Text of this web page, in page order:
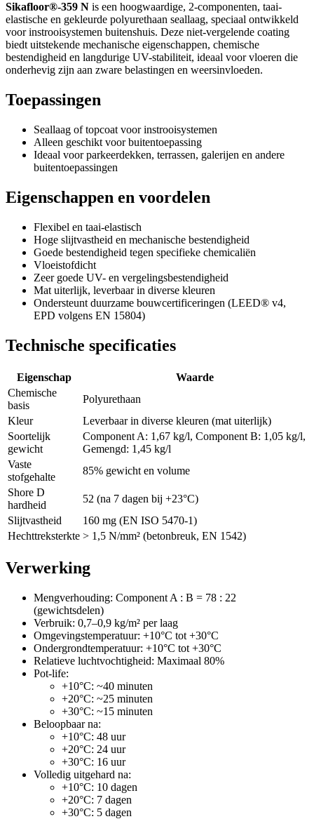
Sikafloor®-359 N is een hoogwaardige, 2-componenten, taai-
elastische en gekleurde polyurethaan seallaag, speciaal ontwikkeld
voor instrooisystemen buitenshuis. Deze niet-vergelende coating
biedt uitstekende mechanische eigenschappen, chemische
bestendigheid en langdurige UV-stabiliteit, ideaal voor vloeren die
onderhevig zijn aan zware belastingen en weersinvloeden.
Toepassingen
Seallaag of topcoat voor instrooisystemen
Alleen geschikt voor buitentoepassing
Ideaal voor parkeerdekken, terrassen, galerijen en andere
buitentoepassingen
Eigenschappen en voordelen
Flexibel en taai-elastisch
Hoge slijtvastheid en mechanische bestendigheid
Goede bestendigheid tegen specifieke chemicaliën
Vloeistofdicht
Zeer goede UV- en vergelingsbestendigheid
Mat uiterlijk, leverbaar in diverse kleuren
Ondersteunt duurzame bouwcertificeringen (LEED® v4,
EPD volgens EN 15804)
Technische specificaties
Eigenschap
Waarde
Chemische
basis
Polyurethaan
Kleur
Leverbaar in diverse kleuren (mat uiterlijk)
Soortelijk
gewicht
Component A: 1,67 kg/l, Component B: 1,05 kg/l,
Gemengd: 1,45 kg/l
Vaste
stofgehalte
85% gewicht en volume
Shore D
hardheid
52 (na 7 dagen bij +23°C)
Slijtvastheid
160 mg (EN ISO 5470-1)
Hechttreksterkte > 1,5 N/mm² (betonbreuk, EN 1542)
Verwerking
Mengverhouding: Component A : B = 78 : 22
(gewichtsdelen)
Verbruik: 0,7–0,9 kg/m² per laag
Omgevingstemperatuur: +10°C tot +30°C
Ondergrondtemperatuur: +10°C tot +30°C
Relatieve luchtvochtigheid: Maximaal 80%
Pot-life:
+10°C: ~40 minuten
+20°C: ~25 minuten
+30°C: ~15 minuten
Beloopbaar na:
+10°C: 48 uur
+20°C: 24 uur
+30°C: 16 uur
Volledig uitgehard na:
+10°C: 10 dagen
+20°C: 7 dagen
+30°C: 5 dagen